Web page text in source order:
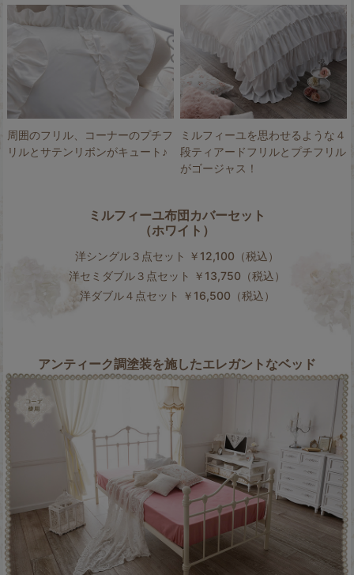
周囲のフリル、コーナーのプチフ
リルとサテンリボンがキュート♪
ミルフィーユを思わせるような４
段ティアードフリルとプチフリル
がゴージャス！
ミルフィーユ布団カバーセット
（ホワイト）
洋シングル３点セット ￥12,100（税込）
洋セミダブル３点セット ￥13,750（税込）
洋ダブル４点セット ￥16,500（税込）
アンティーク調塗装を施したエレガントなベッド